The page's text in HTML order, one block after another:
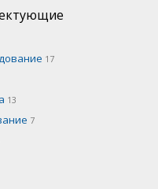
17
13
7